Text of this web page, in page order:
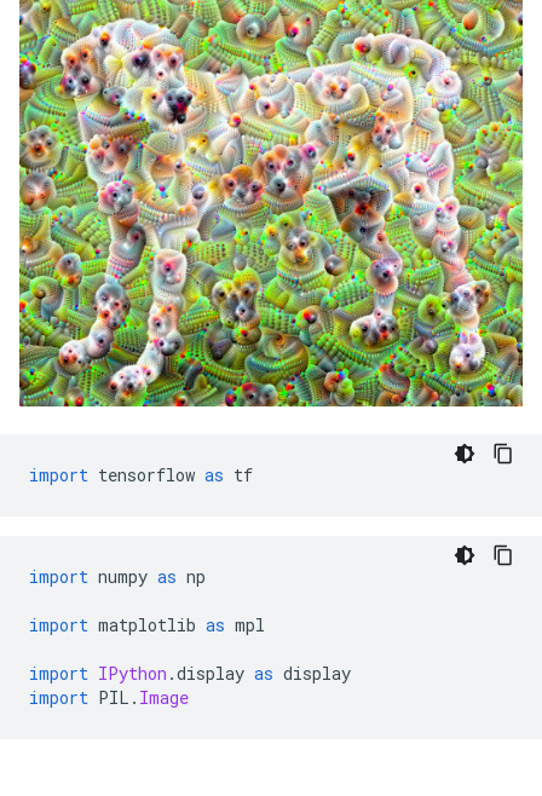
import tensorflow as tf
import numpy as np
import matplotlib as mpl
import IPython .display as display
import PIL . Image